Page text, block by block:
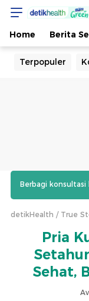
Home Berita
Terpopuler
Berbagi
detikHealth True
Pria
Sehat,